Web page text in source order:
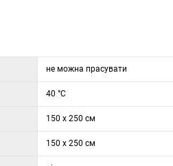
не можна прасувати
40 °C
150 x 250 см
150 х 250 см